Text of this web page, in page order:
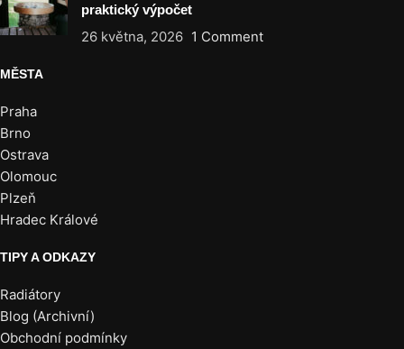
praktický výpočet
26 května, 2026 1 Comment
MĚSTA
Praha
Brno
Ostrava
Olomouc
Plzeň
Hradec Králové
TIPY A ODKAZY
Radiátory
Blog (Archivní)
Obchodní podmínky